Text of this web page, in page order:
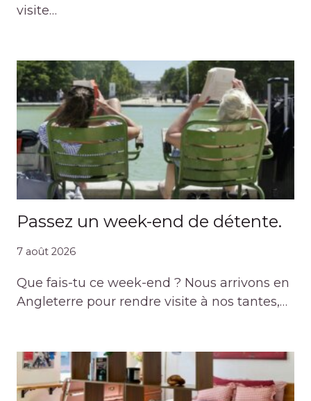
visite…
Passez un week-end de détente.
7 août 2026
Que fais-tu ce week-end ? Nous arrivons en
Angleterre pour rendre visite à nos tantes,…